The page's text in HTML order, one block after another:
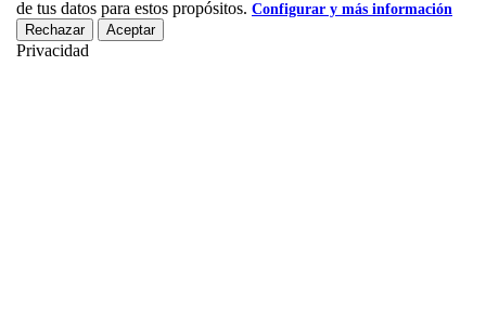
de tus datos para estos propósitos. Configurar y más información
Rechazar
Aceptar
Privacidad